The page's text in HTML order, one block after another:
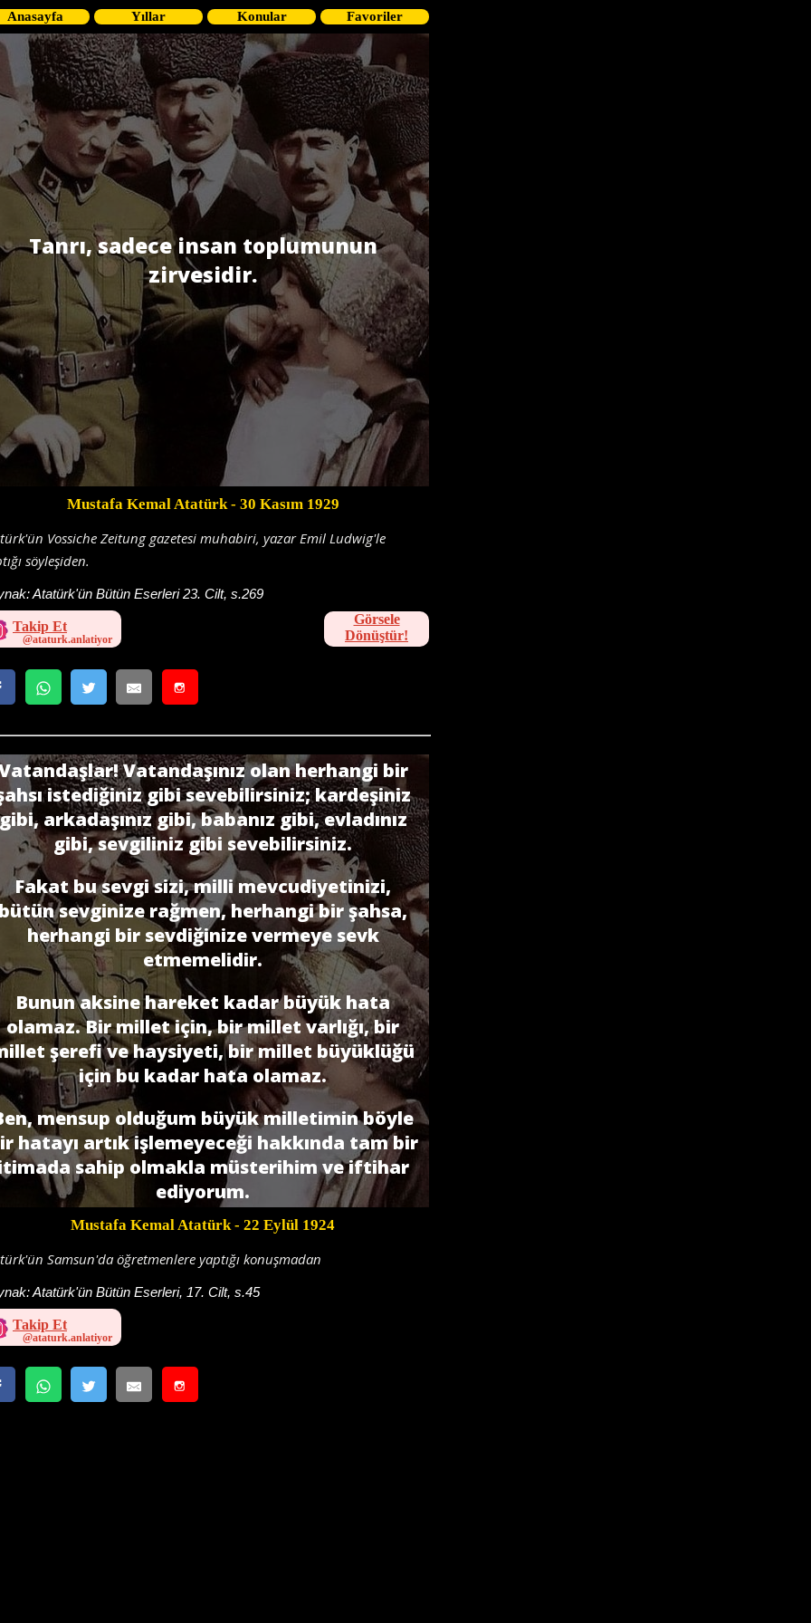
Anasayfa Yıllar Konular Favoriler
Tanrı, sadece insan toplumunun
zirvesidir.
Mustafa Kemal Atatürk- 30 Kasım 1929
Vossiche Zeitung gazetesi muhabiri, yazar Emil Ludwig'le
söyleşiden.
Atatürk'ün Bütün Eserleri 23. Cilt, s.269
Takip Et
Görsele
Dönüştür!
Vatandaşınız olan herhangi bir
istediğiniz gibi sevebilirsiniz; kardeşiniz
arkadaşınız gibi, babanız gibi, evladınız
gibi, sevgiliniz gibi sevebilirsiniz.
Fakat bu sevgi sizi, milli mevcudiyetinizi,
sevginize rağmen, herhangi bir şahsa,
herhangi bir sevdiğinize vermeye sevk
etmemelidir.
Bunun aksine hareket kadar büyük hata
olamaz. Bir millet için, bir millet varlığı, bir
şerefi ve haysiyeti, bir millet büyüklüğü
için bu kadar hata olamaz.
mensup olduğum büyük milletimin böyle
hatayı artık işlemeyeceği hakkında tam bir
sahip olmakla müsterihim ve iftihar
ediyorum.
Mustafa Kemal Atatürk- 22 Eylül 1924
Samsun'da öğretmenlere yaptığı konuşmadan
Atatürk'ün Bütün Eserleri, 17. Cilt, s.45
Takip Et